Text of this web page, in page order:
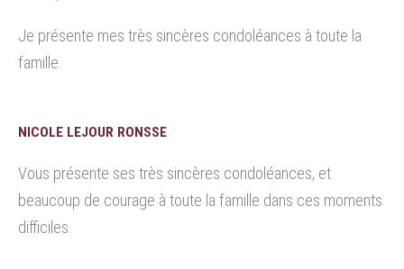
Je présente mes très sincères condoléances à toute la
famille.
NICOLE LEJOUR RONSSE
Vous présente ses très sincères condoléances, et
beaucoup de courage à toute la famille dans ces moments
difficiles.